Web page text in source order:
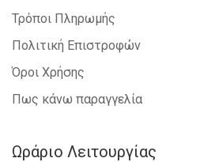
Τρόποι Πληρωμής
Πολιτική Επιστροφών
Όροι Χρήσης
Πως κάνω παραγγελία
Ωράριο Λειτουργίας